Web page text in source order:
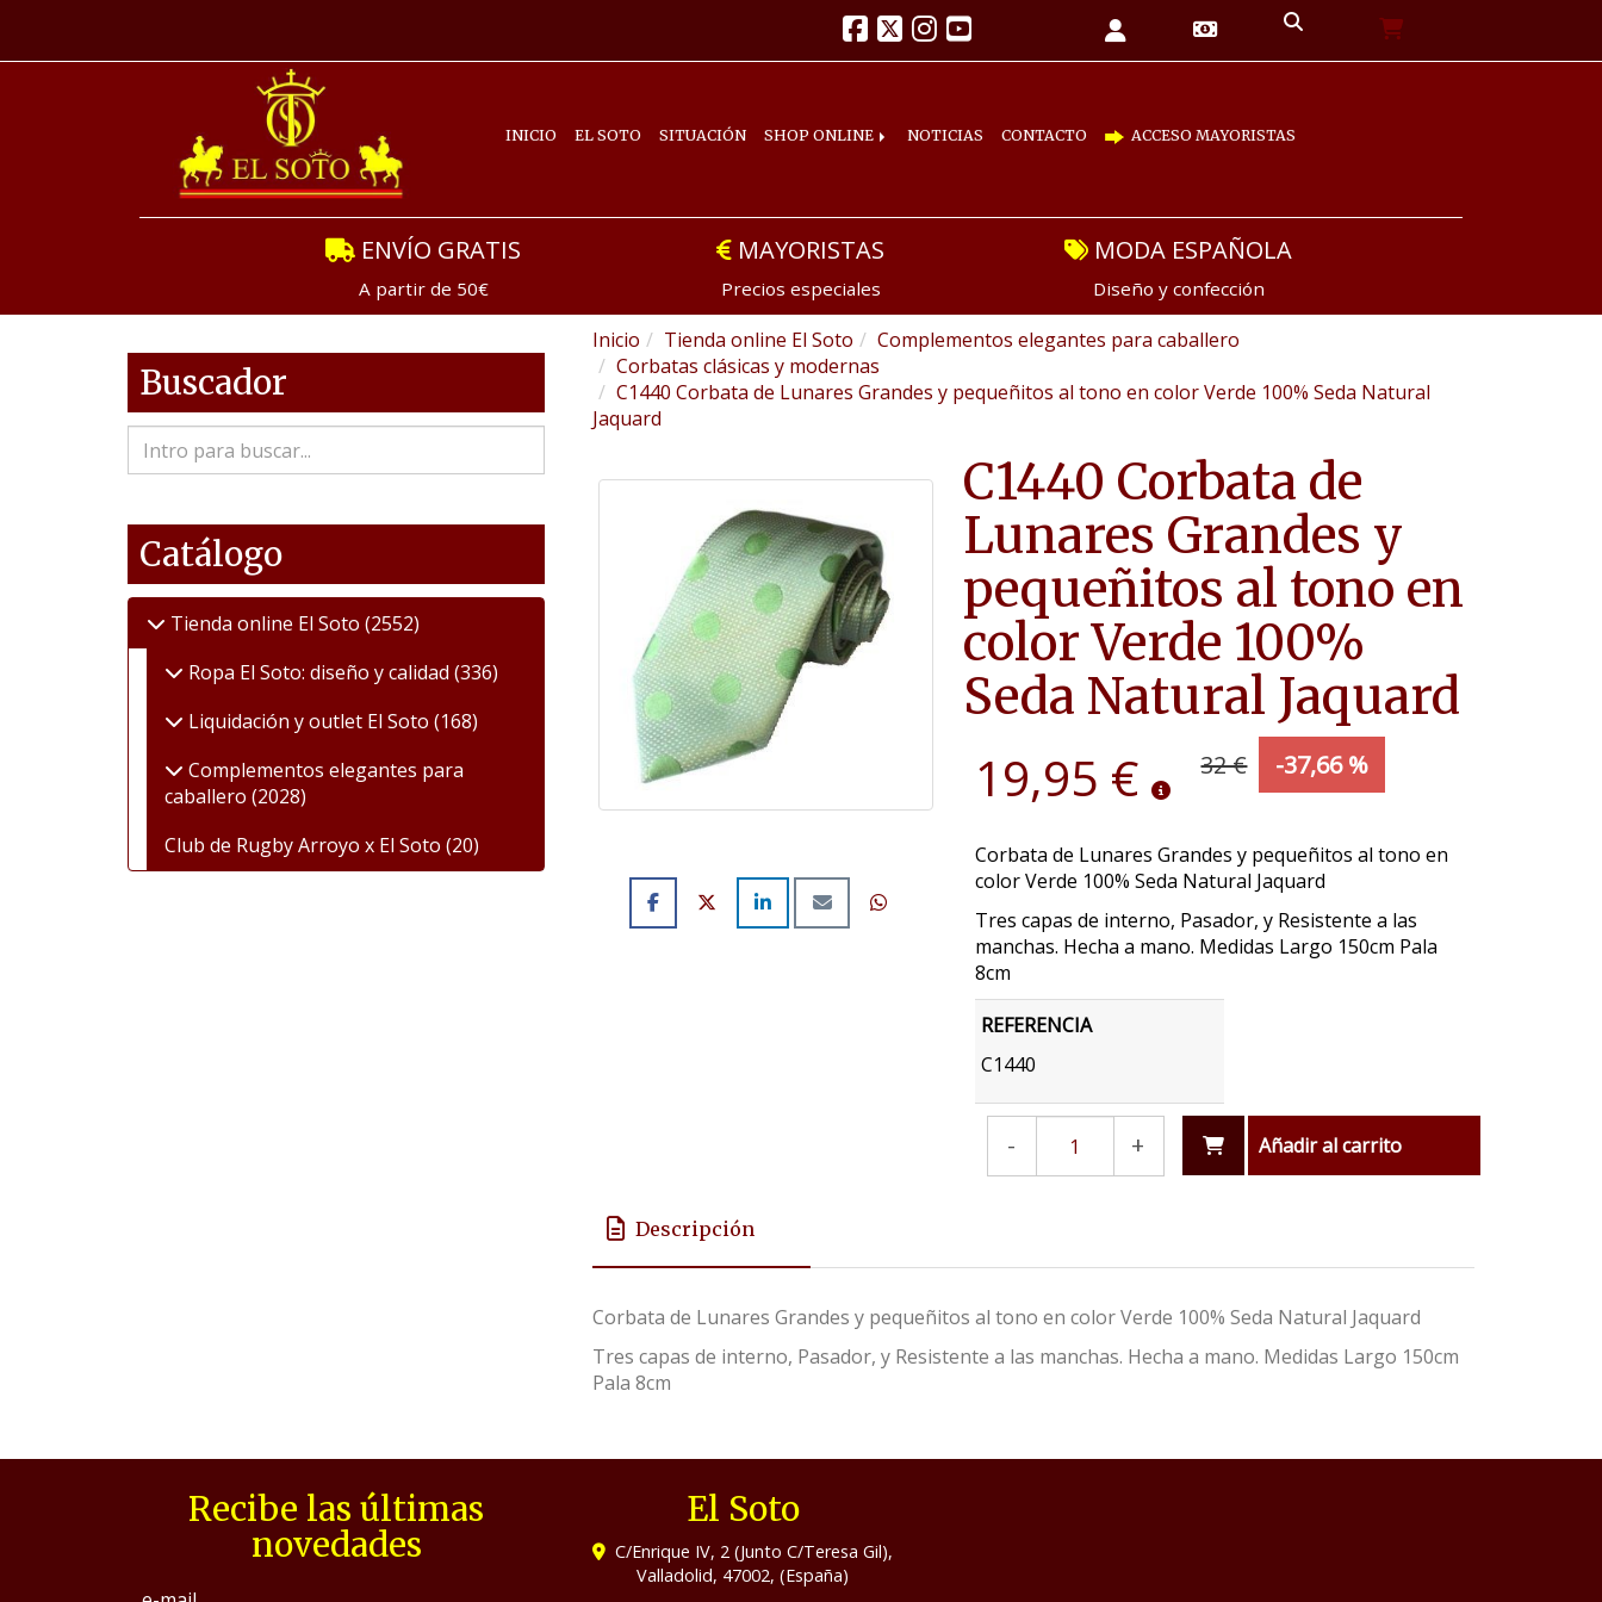
INICIO EL SOTO SITUACIÓN SHOP ONLINE NOTICIAS CONTACTO ACCESO MAYORISTAS
ENVÍO GRATIS
A partir de 50€
MAYORISTAS
Precios especiales
MODA ESPAÑOLA
Diseño y confección
Inicio Tienda online El Soto
Complementos elegantes para caballero
Corbatas clásicas y modernas
C1440 Corbata de Lunares Grandes y pequeñitos al tono en color Verde 100% Seda Natural
Jaquard
C1440 Corbata de
Lunares Grandes y
pequeñitos al tono en
color Verde 100%
Seda Natural Jaquard
19,95 € 32 € -37,66 %
Corbata de Lunares Grandes y pequeñitos al tono en
color Verde 100% Seda Natural Jaquard
Tres capas de interno, Pasador, y Resistente a las
manchas. Hecha a mano. Medidas Largo 150cm Pala
8cm
REFERENCIA
C1440
- + Añadir al carrito
Descripción
Corbata de Lunares Grandes y pequeñitos al tono en color Verde 100% Seda Natural Jaquard
Tres capas de interno, Pasador, y Resistente a las manchas. Hecha a mano. Medidas Largo 150cm
Pala 8cm
Buscador
Catálogo
Tienda online El Soto (2552)
Ropa El Soto: diseño y calidad (336)
Liquidación y outlet El Soto (168)
Complementos elegantes para
caballero (2028)
Club de Rugby Arroyo x El Soto (20)
Recibe las últimas
novedades
El Soto
C/Enrique IV, 2 (Junto C/Teresa Gil),
Valladolid, 47002,(España)